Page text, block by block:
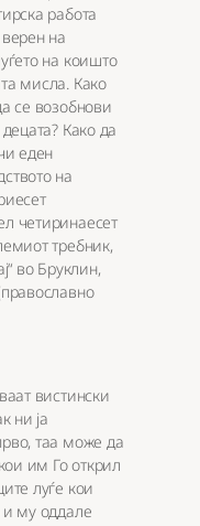
работа
на
на коишто
мисла. Како
се возобнови
Како да
еден
на
четиринаесет
требник,
во Бруклин,
вистински
ни ја
таа може да
им Го открил
луѓе кои
и му оддале